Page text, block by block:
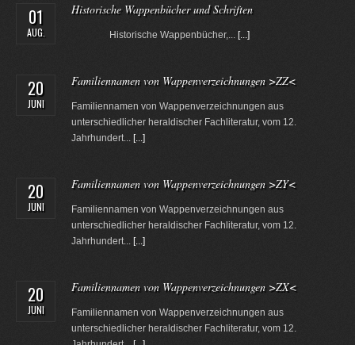
01
AUG.
Historische Wappenbücher und Schriften
Historische Wappenbücher,... [...]
20
JUNI
Familiennamen von Wappenverzeichnungen >ZZ<
Familiennamen von Wappenverzeichnungen aus
unterschiedlicher heraldischer Fachliteratur, vom 12.
Jahrhundert... [...]
20
JUNI
Familiennamen von Wappenverzeichnungen >ZY<
Familiennamen von Wappenverzeichnungen aus
unterschiedlicher heraldischer Fachliteratur, vom 12.
Jahrhundert... [...]
20
JUNI
Familiennamen von Wappenverzeichnungen >ZX<
Familiennamen von Wappenverzeichnungen aus
unterschiedlicher heraldischer Fachliteratur, vom 12.